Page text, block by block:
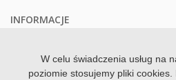
INFORMACJE
KONTAKTW celu świadczenia usług na
poziomie stosujemy pliki cookies.